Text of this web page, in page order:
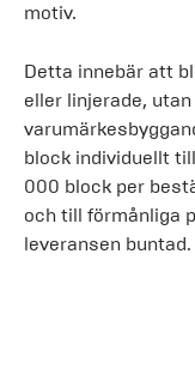
motiv.
Detta innebär att
eller linjerade,
block individuellt
000 block per
och till förmånliga
leveransen buntad.